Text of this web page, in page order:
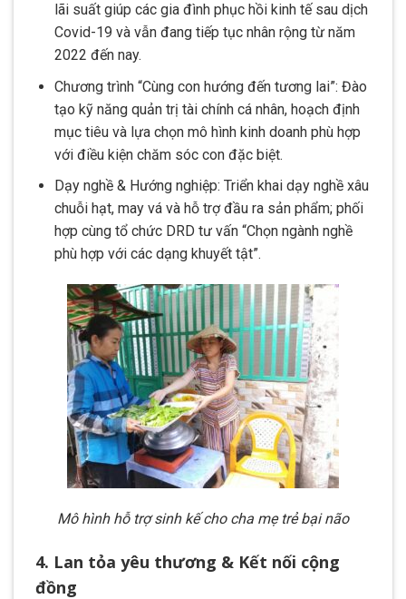
lãi suất giúp các gia đình phục hồi kinh tế sau dịch
Covid-19 và vẫn đang tiếp tục nhân rộng từ năm
2022 đến nay.
Chương trình “Cùng con hướng đến tương lai”: Đào
tạo kỹ năng quản trị tài chính cá nhân, hoạch định
mục tiêu và lựa chọn mô hình kinh doanh phù hợp
với điều kiện chăm sóc con đặc biệt.
Dạy nghề & Hướng nghiệp: Triển khai dạy nghề xâu
chuỗi hạt, may vá và hỗ trợ đầu ra sản phẩm; phối
hợp cùng tổ chức DRD tư vấn “Chọn ngành nghề
phù hợp với các dạng khuyết tật”.
Mô hình hỗ trợ sinh kế cho cha mẹ trẻ bại não
4. Lan tỏa yêu thương & Kết nối cộng
đồng